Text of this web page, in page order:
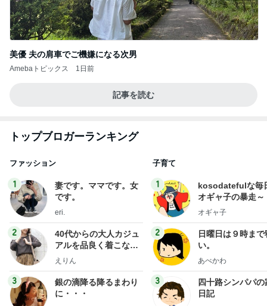
美優 夫の肩車でご機嫌になる次男
Amebaトピックス 1日前
記事を読む
トップブロガーランキング
ファッション
1
妻です。ママです。女
です。
eri.
2
40代からの大人カジュ
アルを品良く着こなす
ファッションブログ
えりん
3
銀の滴降る降るまわり
に・・・
子育て
1
kosodatefulな毎
オギャ子の暴走～
オギャ子
2
日曜日は９時まで
い。
あべかわ
3
四十路シンパパの
日記